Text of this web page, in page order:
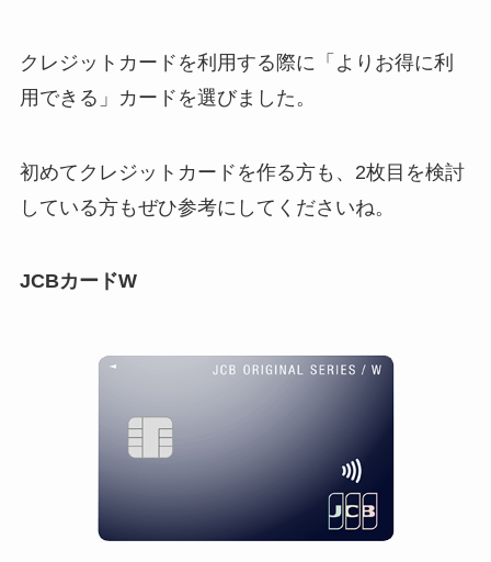
クレジットカードを利用する際に「よりお得に利
用できる」カードを選びました。
初めてクレジットカードを作る方も、2枚目を検討
している方もぜひ参考にしてくださいね。
JCBカードW